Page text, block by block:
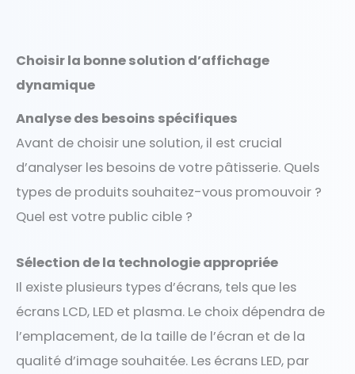
Choisir la bonne solution d’affichage
dynamique
Analyse des besoins spécifiques
Avant de choisir une solution, il est crucial
d’analyser les besoins de votre pâtisserie. Quels
types de produits souhaitez-vous promouvoir ?
Quel est votre public cible ?
Sélection de la technologie appropriée
Il existe plusieurs types d’écrans, tels que les
écrans LCD, LED et plasma. Le choix dépendra de
l’emplacement, de la taille de l’écran et de la
qualité d’image souhaitée. Les écrans LED, par